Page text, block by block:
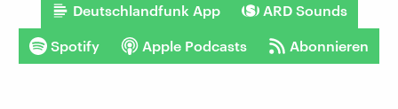
Deutschlandfunk App ARD Sounds
Spotify Apple Podcasts Abonnieren